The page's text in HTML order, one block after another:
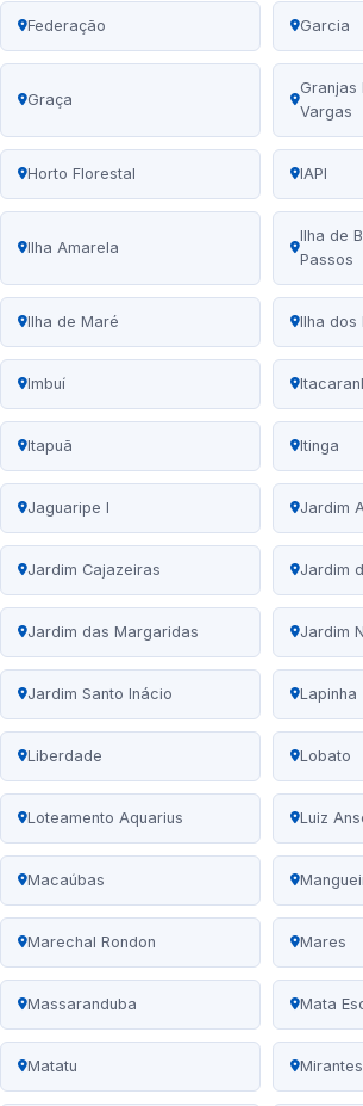
Federação Garcia
Graça
Granjas
Vargas
Horto Florestal IAPI
Ilha Amarela
Ilha de
Passos
Ilha de Maré Ilha dos
Imbuí
Itapuã Itinga
Jaguaripe I Jardim
Jardim Cajazeiras Jardim
Jardim das Margaridas Jardim
Jardim Santo Inácio Lapinha
Liberdade Lobato
Loteamento Aquarius Luiz
Macaúbas
Marechal Rondon Mares
Massaranduba Mata
Matatu